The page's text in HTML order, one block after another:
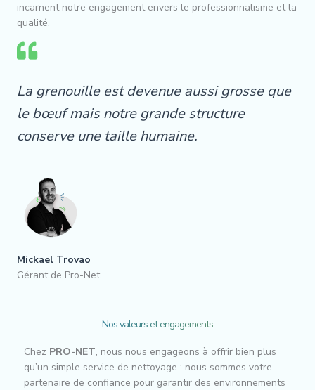
incarnent notre engagement envers le professionnalisme et la
qualité.
La grenouille est devenue aussi grosse que
le bœuf mais notre grande structure
conserve une taille humaine.
Mickael Trovao
Gérant de Pro-Net
Nos valeurs et engagements
Chez PRO-NET, nous nous engageons à offrir bien plus
qu’un simple service de nettoyage : nous sommes votre
partenaire de confiance pour garantir des environnements